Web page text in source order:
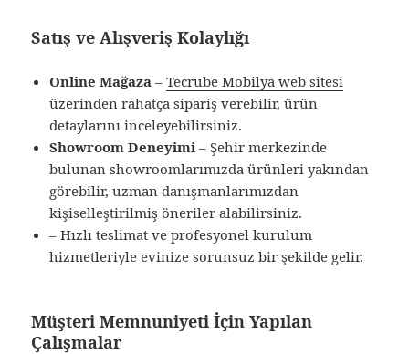
Satış ve Alışveriş Kolaylığı
Online Mağaza –Tecrube Mobilya web sitesi
üzerinden rahatça sipariş verebilir, ürün
detaylarını inceleyebilirsiniz.
Showroom Deneyimi – Şehir merkezinde
bulunan showroomlarımızda ürünleri yakından
görebilir, uzman danışmanlarımızdan
kişiselleştirilmiş öneriler alabilirsiniz.
– Hızlı teslimat ve profesyonel kurulum
hizmetleriyle evinize sorunsuz bir şekilde gelir.
Müşteri Memnuniyeti İçin Yapılan
Çalışmalar